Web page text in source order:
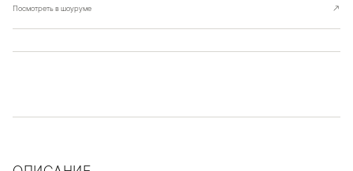
Посмотреть в шоуруме ↗